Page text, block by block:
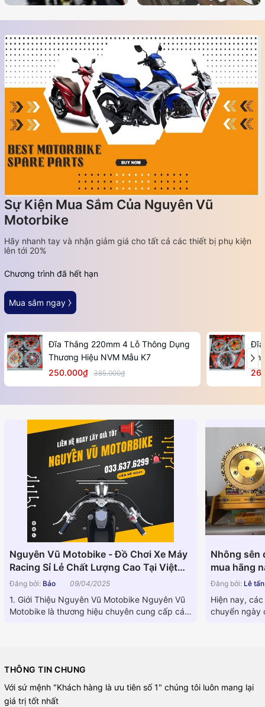
Sự Kiện Mua Sắm Của Nguyên Vũ
Motorbike
Hãy nhanh tay và nhận giảm giá cho tất cả các thiết bị phụ kiện
lên tới 20%
Chương trình đã hết hạn
Mua sắm ngay ⧽
Đĩa Thắng 220mm 4 Lỗ Thông Dụng
Thương Hiệu NVM Mẫu K7
250.000₫ 385.000₫
Đĩa
Nguyên Vũ Motobike - Đồ Chơi Xe Máy
Racing Sỉ Lẻ Chất Lượng Cao Tại Việt
Nam
Đăng bởi: Bảo 09/04/2025
1. Giới Thiệu Nguyên Vũ Motobike Nguyên Vũ
Motobike là thương hiệu chuyên cung cấp các
Nhông sên
mua hãng
Đăng bởi: Lê
Hiện nay,
chuyển ngày
THÔNG TIN CHUNG
Với sứ mệnh "Khách hàng là ưu tiên số 1" chúng tôi luôn mang lại
giá trị tốt nhất